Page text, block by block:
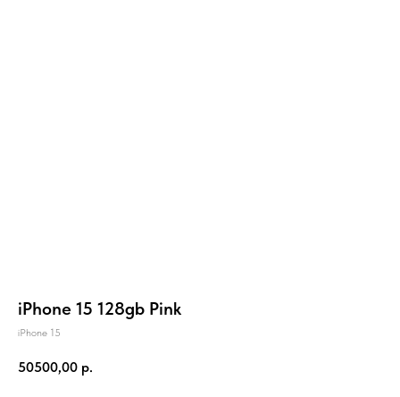
iPhone 15 128gb Pink
iPhone 15
50500,00 р.